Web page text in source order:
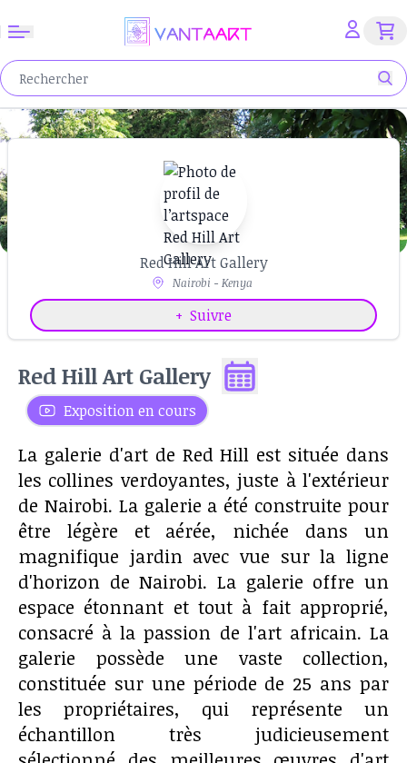
Red Hill Art Gallery
Nairobi - Kenya
+ Suivre
Red Hill Art Gallery
Exposition en cours
La galerie d'art de Red Hill est située dans
les collines verdoyantes, juste à l'extérieur
de Nairobi. La galerie a été construite pour
être légère et aérée, nichée dans un
magnifique jardin avec vue sur la ligne
d'horizon de Nairobi. La galerie offre un
espace étonnant et tout à fait approprié,
consacré à la passion de l'art africain. La
galerie possède une vaste collection,
constituée sur une période de 25 ans par
les propriétaires, qui représente un
échantillon très judicieusement